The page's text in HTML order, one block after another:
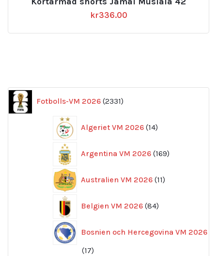
kr336.00
Fotbolls-VM 2026 2331
produkter
Algeriet VM 2026 14
produkter
Argentina VM 2026 169
produkter
Australien VM 2026 11
produkter
Belgien VM 2026 84
produkter
Bosnien och Hercegovina VM 2026
1717